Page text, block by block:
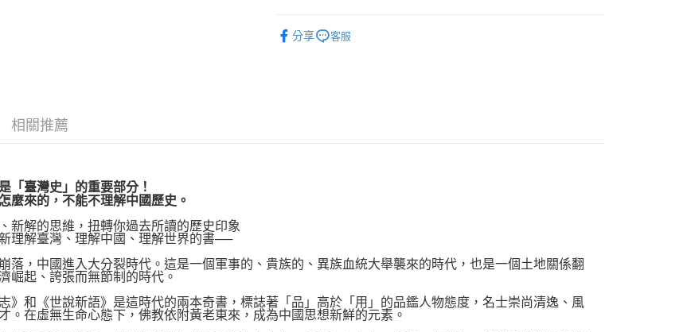
分享
客服
相關推薦
「臺灣史」的重要部分！
麼來的，不能不理解中國歷史。
解的思維，扭轉你過去所讀的歷史印象
解臺灣、理解中國、理解世界的書──
，中國進入大分裂時代。這是一個軍事的、貴族的、異族血統大舉襲來的時代，也是一個土地關係翻
崛起、誇張而無節制的時代。
和《世說新語》是這時代的兩本奇書，標誌著「品」高於「用」的品鑑人物態度，名士崇尚清逸、風
。在虛無生命心態下，佛教依附黃老東來，成為中國思想新鮮的元素。